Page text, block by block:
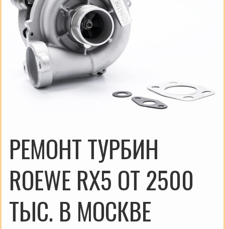
РЕМОНТ ТУРБИН
ROEWE RX5 ОТ 2500
ТЫС. В МОСКВЕ